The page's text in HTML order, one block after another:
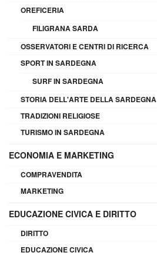
OREFICERIA
FILIGRANA SARDA
OSSERVATORI E CENTRI DI RICERCA
SPORT IN SARDEGNA
SURF IN SARDEGNA
STORIA DELL'ARTE DELLA SARDEGNA
TRADIZIONI RELIGIOSE
TURISMO IN SARDEGNA
ECONOMIA E MARKETING
COMPRAVENDITA
MARKETING
EDUCAZIONE CIVICA E DIRITTO
DIRITTO
EDUCAZIONE CIVICA